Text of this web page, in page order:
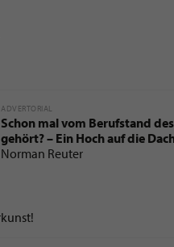
ADVERTORIAL
Schon mal vom Berufstand
gehört? – Ein Hoch auf die
Norman Reuter